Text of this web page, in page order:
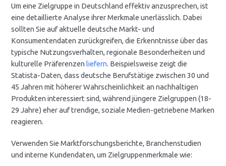
Um eine Zielgruppe in Deutschland effektiv anzusprechen, ist
eine detaillierte Analyse ihrer Merkmale unerlässlich. Dabei
sollten Sie auf aktuelle deutsche Markt- und
Konsumentendaten zurückgreifen, die Erkenntnisse über das
typische Nutzungsverhalten, regionale Besonderheiten und
kulturelle Präferenzenliefern. Beispielsweise zeigt die
Statista-Daten, dass deutsche Berufstätige zwischen 30 und
45 Jahren mit höherer Wahrscheinlichkeit an nachhaltigen
Produkten interessiert sind, während jüngere Zielgruppen (18-
29 Jahre) eher auf trendige, soziale Medien-getriebene Marken
reagieren.
Verwenden Sie Marktforschungsberichte, Branchenstudien
und interne Kundendaten, um Zielgruppenmerkmale wie: